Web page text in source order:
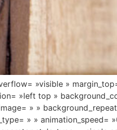
»visible »
»left top »
» »
» » animation_speed=